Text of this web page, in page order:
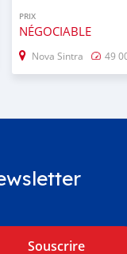
PRIX
NÉGOCIABLE
Nova Sintra 49
Souscrire